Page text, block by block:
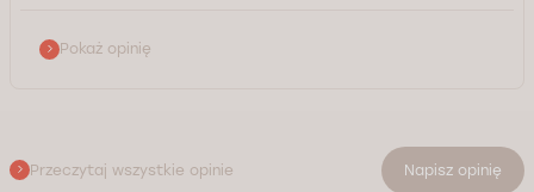
Pokaż opinię
Przeczytaj wszystkie opinie Napisz opinię